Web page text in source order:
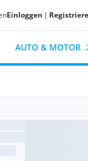
Einloggen |
AUTO & MOTOR